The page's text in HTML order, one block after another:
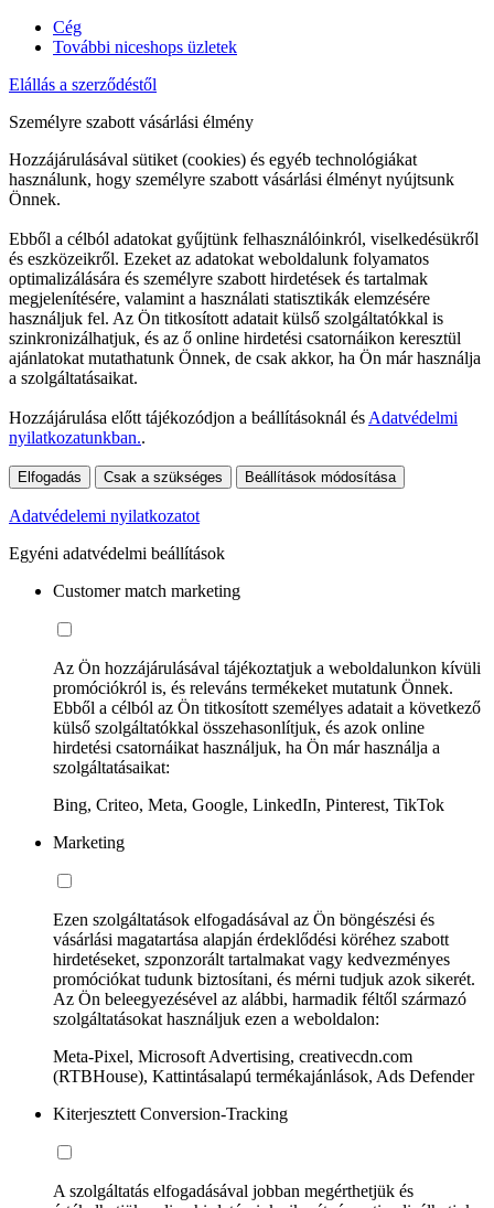
Cég
További niceshops üzletek
Elállás a szerződéstől
Személyre szabott vásárlási élmény
Hozzájárulásával sütiket (cookies) és egyéb technológiákat
használunk, hogy személyre szabott vásárlási élményt nyújtsunk
Önnek.
Ebből a célból adatokat gyűjtünk felhasználóinkról, viselkedésükről
és eszközeikről. Ezeket az adatokat weboldalunk folyamatos
optimalizálására és személyre szabott hirdetések és tartalmak
megjelenítésére, valamint a használati statisztikák elemzésére
használjuk fel. Az Ön titkosított adatait külső szolgáltatókkal is
szinkronizálhatjuk, és az ő online hirdetési csatornáikon keresztül
ajánlatokat mutathatunk Önnek, de csak akkor, ha Ön már használja
a szolgáltatásaikat.
Hozzájárulása előtt tájékozódjon a beállításoknál és Adatvédelmi
nyilatkozatunkban..
Elfogadás Csak a szükséges Beállítások módosítása
Adatvédelemi nyilatkozatot
Egyéni adatvédelmi beállítások
Customer match marketing
Az Ön hozzájárulásával tájékoztatjuk a weboldalunkon kívüli
promóciókról is, és releváns termékeket mutatunk Önnek.
Ebből a célból az Ön titkosított személyes adatait a következő
külső szolgáltatókkal összehasonlítjuk, és azok online
hirdetési csatornáikat használjuk, ha Ön már használja a
szolgáltatásaikat:
Bing, Criteo, Meta, Google, LinkedIn, Pinterest, TikTok
Marketing
Ezen szolgáltatások elfogadásával az Ön böngészési és
vásárlási magatartása alapján érdeklődési köréhez szabott
hirdetéseket, szponzorált tartalmakat vagy kedvezményes
promóciókat tudunk biztosítani, és mérni tudjuk azok sikerét.
Az Ön beleegyezésével az alábbi, harmadik féltől származó
szolgáltatásokat használjuk ezen a weboldalon:
Meta-Pixel, Microsoft Advertising, creativecdn.com
(RTBHouse), Kattintásalapú termékajánlások, Ads Defender
Kiterjesztett Conversion-Tracking
A szolgáltatás elfogadásával jobban megérthetjük és